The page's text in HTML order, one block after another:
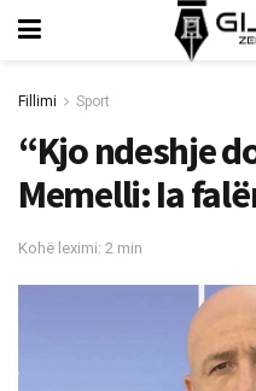
Fillimi Sport
“Kjo ndeshje
Memelli: Ia
Kohë leximi: 2 min